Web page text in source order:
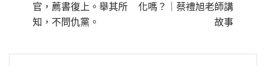
官，薦書復上。舉其所
知，不問仇黨。
化嗎？｜蔡禮旭老師講
故事